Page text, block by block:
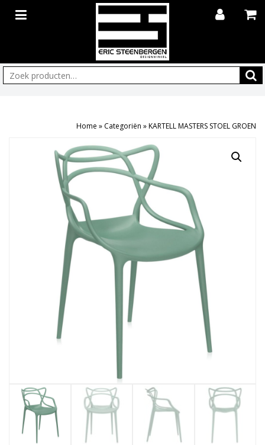
Zoeken:
Home » Categoriën »KARTELL MASTERS STOEL GROEN